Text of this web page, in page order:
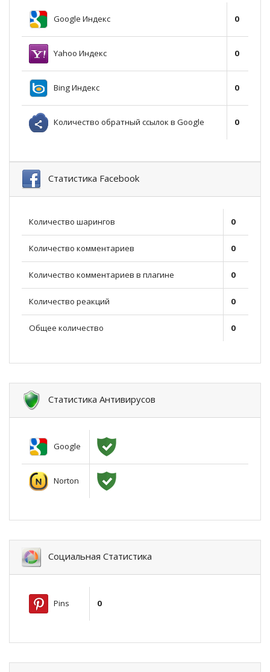
Google Индекс 0
Yahoo Индекс 0
Bing Индекс 0
Количество обратный ссылок в Google 0
Статистика Facebook
Количество шарингов 0
Количество комментариев 0
Количество комментариев в плагине 0
Количество реакций 0
Общее количество 0
Статистика Антивирусов
Google
Norton
Социальная Статистика
Pins 0